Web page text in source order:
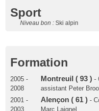
Sport
Niveau bon :Ski alpin
Formation
2005 -
2008
Montreuil ( 93 )-
assistant Peter
2001 -
2003
Alençon ( 61 )-
Marc Laignel